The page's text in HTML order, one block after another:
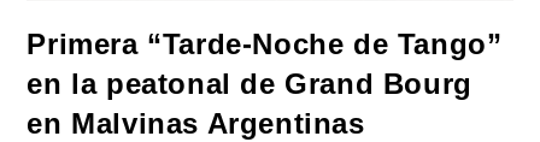
Primera “Tarde-Noche de Tango”
en la peatonal de Grand Bourg
en Malvinas Argentinas